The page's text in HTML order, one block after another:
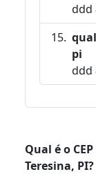
ddd
pi
ddd
Qual é o
Teresina, PI?